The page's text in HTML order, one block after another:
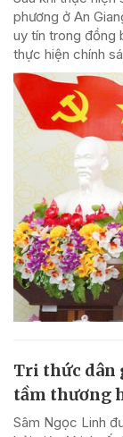
phương ở An
uy tín trong đồng
thực hiện chính
Tri thức dân
tầm thương
Sâm Ngọc Linh